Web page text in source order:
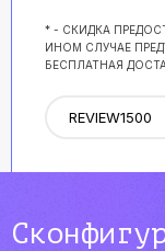
* - СКИДКА
ИНОМ СЛУЧАЕ
БЕСПЛАТНАЯ